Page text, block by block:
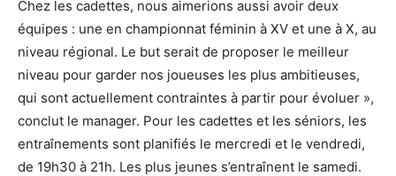
Chez les cadettes, nous aimerions aussi avoir deux
équipes : une en championnat féminin à XV et une à X, au
niveau régional. Le but serait de proposer le meilleur
niveau pour garder nos joueuses les plus ambitieuses,
qui sont actuellement contraintes à partir pour évoluer »,
conclut le manager. Pour les cadettes et les séniors, les
entraînements sont planifiés le mercredi et le vendredi,
de 19h30 à 21h. Les plus jeunes s’entraînent le samedi.